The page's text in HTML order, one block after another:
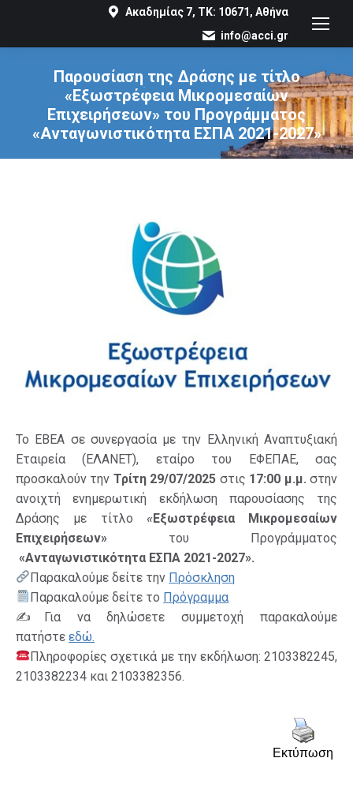
Ακαδημίας 7, ΤΚ: 10671, Αθήνα
info@acci.gr
Παρουσίαση της Δράσης με τίτλο
«Εξωστρέφεια Μικρομεσαίων
Επιχειρήσεων» του Προγράμματος
«Ανταγωνιστικότητα ΕΣΠΑ 2021-2027»
You are here:
Το EBEA σε συνεργασία με την Ελληνική Αναπτυξιακή
Εταιρεία (ΕΛΑΝΕΤ), εταίρο του ΕΦΕΠΑΕ, σας
προσκαλούν την Τρίτη 29/07/2025 στις 17:00 μ.μ. στην
ανοιχτή ενημερωτική εκδήλωση παρουσίασης της
Δράσης με τίτλο «Εξωστρέφεια Μικρομεσαίων
Επιχειρήσεων» του Προγράμματος
«Ανταγωνιστικότητα ΕΣΠΑ 2021-2027».
Παρακαλούμε δείτε την Πρόσκληση
Παρακαλούμε δείτε το Πρόγραμμα
✍️Για να δηλώσετε συμμετοχή παρακαλούμε
πατήστε εδώ.
Πληροφορίες σχετικά με την εκδήλωση: 2103382245,
2103382234 και 2103382356.
Εκτύπωση